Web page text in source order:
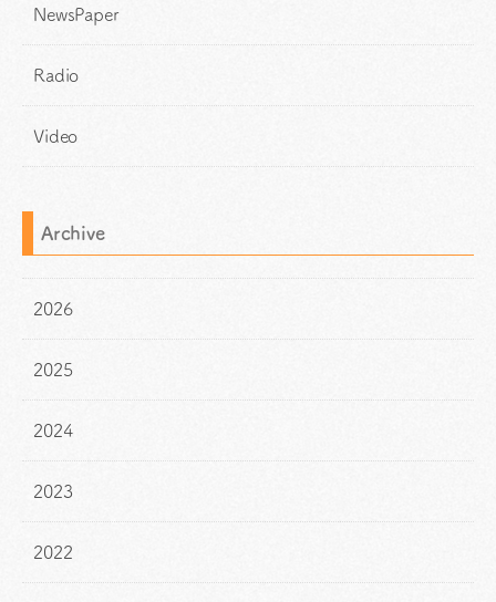
NewsPaper
Radio
Video
Archive
2026
2025
2024
2023
2022